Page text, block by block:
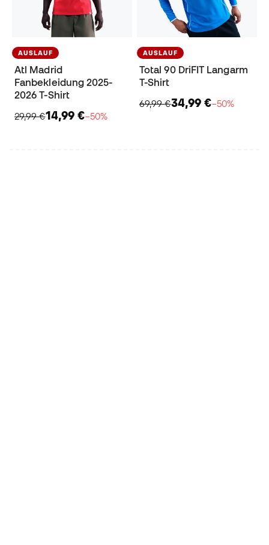
AUSLAUF
Atl Madrid
Fanbekleidung 2025-
2026 T-Shirt
29,99 €14,99 €−50%
AUSLAUF
Total 90 DriFIT Langarm
T-Shirt
69,99 €34,99 €−50%